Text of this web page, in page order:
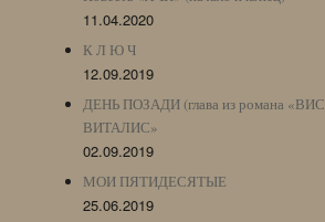
11.04.2020
К Л Ю Ч
12.09.2019
ДЕНЬ ПОЗАДИ (глава из романа «ВИС
ВИТАЛИС»
02.09.2019
МОИ ПЯТИДЕСЯТЫЕ
25.06.2019